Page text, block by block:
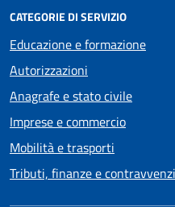
CATEGORIE DI SERVIZIO
Educazione e formazione
Autorizzazioni
Anagrafe e stato civile
Imprese e commercio
Mobilità e trasporti
Tributi, finanze e